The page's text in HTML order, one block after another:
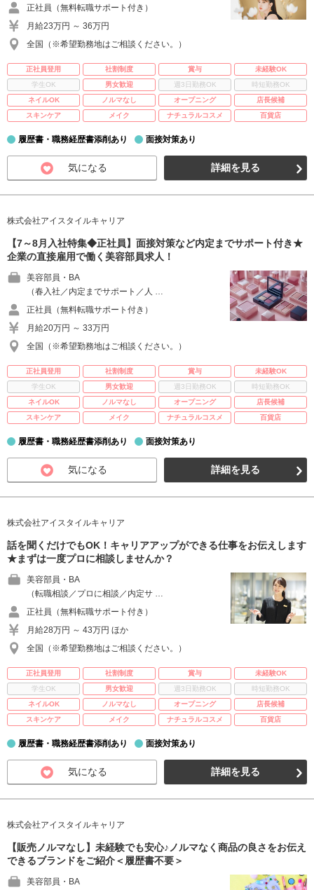
正社員（無料転職サポート付き）
月給23万円 ～ 36万円
全国（※希望勤務地はご相談ください。）
正社員登用 社割制度 賞与
未経験OK
学生OK
男女歓迎 週3日勤務OK
時短勤務OK
ネイルOK
ノルマなし オープニング
店長候補
スキンケア
メイク ナチュラルコスメ 百貨店
履歴書・職務経歴書添削あり 面接対策あり
気になる 詳細を見る
株式会社アイスタイルキャリア
【7～8月入社特集◆正社員】面接対策など内定までサポート付き★
企業の直接雇用で働く美容部員求人！
美容部員・BA
（春入社／内定までサポート／人 …
正社員（無料転職サポート付き）
月給20万円 ～ 33万円
全国（※希望勤務地はご相談ください。）
正社員登用 社割制度 賞与
未経験OK
学生OK
男女歓迎 週3日勤務OK
時短勤務OK
ネイルOK
ノルマなし オープニング
店長候補
スキンケア
メイク ナチュラルコスメ 百貨店
履歴書・職務経歴書添削あり 面接対策あり
気になる 詳細を見る
株式会社アイスタイルキャリア
話を聞くだけでもOK！キャリアアップができる仕事をお伝えします
★まずは一度プロに相談しませんか？
美容部員・BA
（転職相談／プロに相談／内定サ …
正社員（無料転職サポート付き）
月給28万円 ～ 43万円 ほか
全国（※希望勤務地はご相談ください。）
正社員登用 社割制度 賞与
未経験OK
学生OK
男女歓迎 週3日勤務OK
時短勤務OK
ネイルOK
ノルマなし オープニング
店長候補
スキンケア
メイク ナチュラルコスメ 百貨店
履歴書・職務経歴書添削あり 面接対策あり
気になる 詳細を見る
株式会社アイスタイルキャリア
【販売ノルマなし】未経験でも安心♪ノルマなく商品の良さをお伝え
できるブランドをご紹介＜履歴書不要＞
美容部員・BA